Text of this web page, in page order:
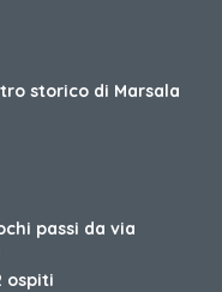
storico di Marsala
passi da via
ospiti